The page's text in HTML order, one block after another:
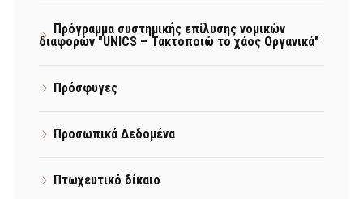
Πρόγραμμα συστημικής επίλυσης νομικών
διαφορών "UNICS – Τακτοποιώ το χάος Οργανικά"
Πρόσφυγες
Προσωπικά Δεδομένα
Πτωχευτικό δίκαιο